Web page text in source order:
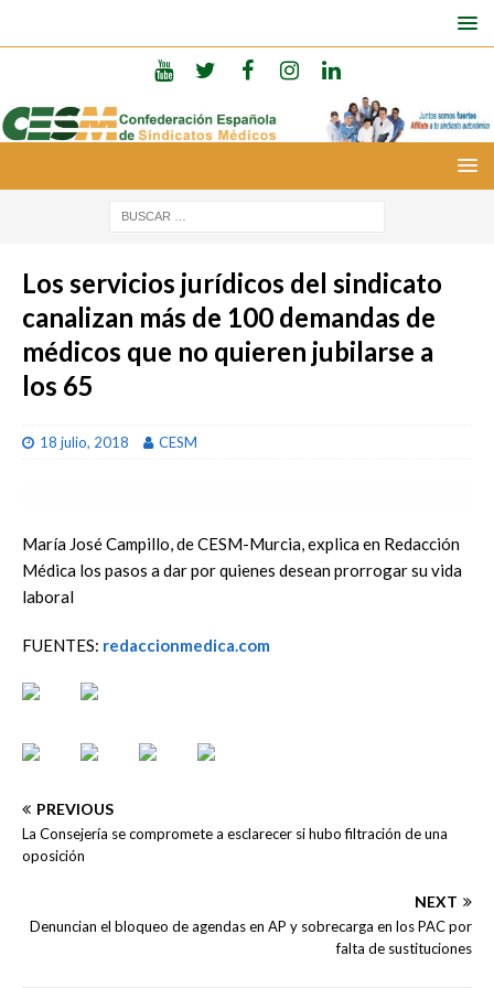
Los servicios jurídicos del sindicato
canalizan más de 100 demandas de
médicos que no quieren jubilarse a
los 65
18 julio, 2018 CESM
María José Campillo, de CESM-Murcia, explica en Redacción
Médica los pasos a dar por quienes desean prorrogar su vida
laboral
FUENTES: redaccionmedica.com
PREVIOUS
La Consejería se compromete a esclarecer si hubo filtración de una
oposición
NEXT
Denuncian el bloqueo de agendas en AP y sobrecarga en los PAC por
falta de sustituciones